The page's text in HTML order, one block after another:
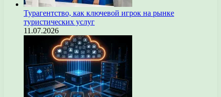
Турагентство, как ключевой игрок на рынке
туристических услуг
11.07.2026